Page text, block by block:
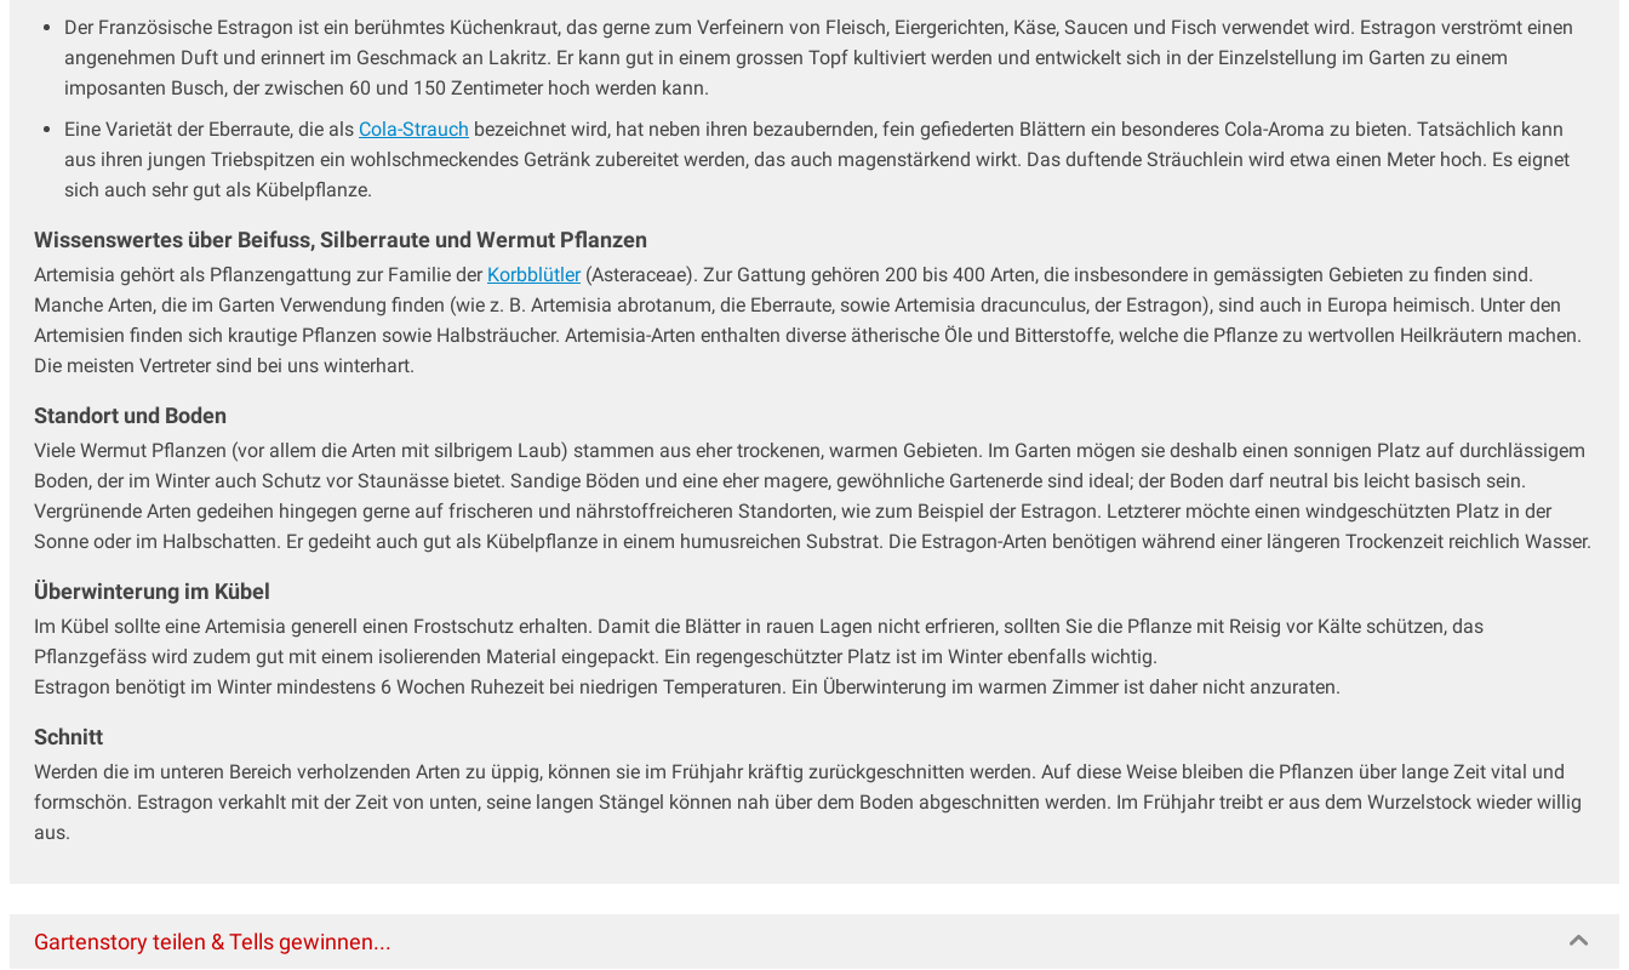
Trollblume
Veilchen
Wermut - Artemisia
Wiesenknopf - Sanguisorba
Wiesenraute
Winteraster - Chrysanthemum
Ziersalbei
Ziest - Stachys
Der Französische Estragon ist ein berühmtes Küchenkraut, das gerne zum Verfeinern von Fleisch, Eiergerichten, Käse, Saucen und Fisch verwendet wird. Estragon verströmt einen
angenehmen Duft und erinnert im Geschmack an Lakritz. Er kann gut in einem grossen Topf kultiviert werden und entwickelt sich in der Einzelstellung im Garten zu einem
imposanten Busch, der zwischen 60 und 150 Zentimeter hoch werden kann.
Eine Varietät der Eberraute, die als Cola-Strauch bezeichnet wird, hat neben ihren bezaubernden, fein gefiederten Blättern ein besonderes Cola-Aroma zu bieten. Tatsächlich kann
aus ihren jungen Triebspitzen ein wohlschmeckendes Getränk zubereitet werden, das auch magenstärkend wirkt. Das duftende Sträuchlein wird etwa einen Meter hoch. Es eignet
sich auch sehr gut als Kübelpflanze.
Wissenswertes über Beifuss, Silberraute und Wermut Pflanzen
Artemisia gehört als Pflanzengattung zur Familie der Korbblütler(Asteraceae). Zur Gattung gehören 200 bis 400 Arten, die insbesondere in gemässigten Gebieten zu finden sind.
Manche Arten, die im Garten Verwendung finden (wie z. B. Artemisia abrotanum, die Eberraute, sowie Artemisia dracunculus, der Estragon), sind auch in Europa heimisch. Unter den
Artemisien finden sich krautige Pflanzen sowie Halbsträucher. Artemisia-Arten enthalten diverse ätherische Öle und Bitterstoffe, welche die Pflanze zu wertvollen Heilkräutern machen.
Die meisten Vertreter sind bei uns winterhart.
Standort und Boden
Viele Wermut Pflanzen (vor allem die Arten mit silbrigem Laub) stammen aus eher trockenen, warmen Gebieten. Im Garten mögen sie deshalb einen sonnigen Platz auf durchlässigem
Boden, der im Winter auch Schutz vor Staunässe bietet. Sandige Böden und eine eher magere, gewöhnliche Gartenerde sind ideal; der Boden darf neutral bis leicht basisch sein.
Vergrünende Arten gedeihen hingegen gerne auf frischeren und nährstoffreicheren Standorten, wie zum Beispiel der Estragon. Letzterer möchte einen windgeschützten Platz in der
Sonne oder im Halbschatten. Er gedeiht auch gut als Kübelpflanze in einem humusreichen Substrat. Die Estragon-Arten benötigen während einer längeren Trockenzeit reichlich Wasser.
Überwinterung im Kübel
Im Kübel sollte eine Artemisia generell einen Frostschutz erhalten. Damit die Blätter in rauen Lagen nicht erfrieren, sollten Sie die Pflanze mit Reisig vor Kälte schützen, das
Pflanzgefäss wird zudem gut mit einem isolierenden Material eingepackt. Ein regengeschützter Platz ist im Winter ebenfalls wichtig.
Estragon benötigt im Winter mindestens 6 Wochen Ruhezeit bei niedrigen Temperaturen. Ein Überwinterung im warmen Zimmer ist daher nicht anzuraten.
Schnitt
Werden die im unteren Bereich verholzenden Arten zu üppig, können sie im Frühjahr kräftig zurückgeschnitten werden. Auf diese Weise bleiben die Pflanzen über lange Zeit vital und
formschön. Estragon verkahlt mit der Zeit von unten, seine langen Stängel können nah über dem Boden abgeschnitten werden. Im Frühjahr treibt er aus dem Wurzelstock wieder willig
aus.
Gartenstory teilen & Tells gewinnen...